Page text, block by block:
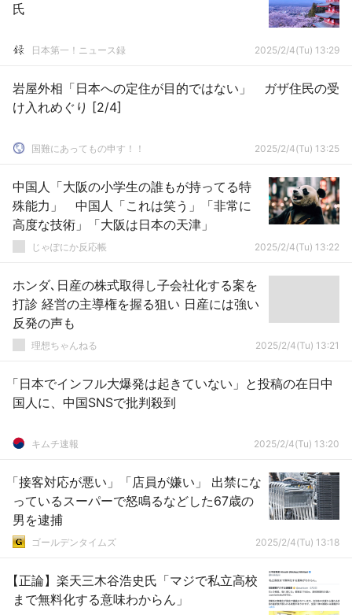
氏
日本第一！ニュース録 2025/2/4(Tu) 13:29
岩屋外相「日本への定住が目的ではない」 ガザ住民の受
け入れめぐり [2/4]
国難にあってもの申す！！ 2025/2/4(Tu) 13:25
中国人「大阪の小学生の誰もが持ってる特
殊能力」 中国人「これは笑う」「非常に
高度な技術」「大阪は日本の天津」
じゃぽにか反応帳 2025/2/4(Tu) 13:22
ホンダ､日産の株式取得し子会社化する案を
打診 経営の主導権を握る狙い 日産には強い
反発の声も
理想ちゃんねる 2025/2/4(Tu) 13:21
「日本でインフル大爆発は起きていない」と投稿の在日中
国人に、中国SNSで批判殺到
キムチ速報 2025/2/4(Tu) 13:20
「接客対応が悪い」「店員が嫌い」 出禁にな
っているスーパーで怒鳴るなどした67歳の
男を逮捕
ゴールデンタイムズ 2025/2/4(Tu) 13:18
【正論】楽天三木谷浩史氏「マジで私立高校
まで無料化する意味わからん」